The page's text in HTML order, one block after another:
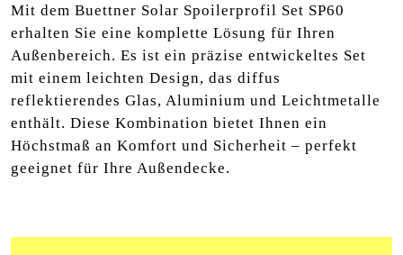
Mit dem Buettner Solar Spoilerprofil Set SP60
erhalten Sie eine komplette Lösung für Ihren
Außenbereich. Es ist ein präzise entwickeltes Set
mit einem leichten Design, das diffus
reflektierendes Glas, Aluminium und Leichtmetalle
enthält. Diese Kombination bietet Ihnen ein
Höchstmaß an Komfort und Sicherheit – perfekt
geeignet für Ihre Außendecke.